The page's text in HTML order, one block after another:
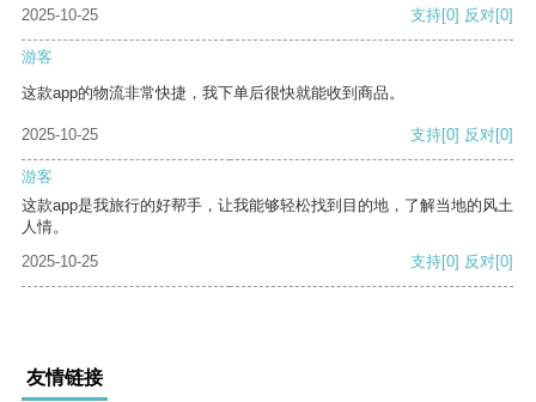
2025-10-25
支持[0] 反对[0]
游客
这款app的物流非常快捷，我下单后很快就能收到商品。
2025-10-25 支持[0] 反对[0]
游客
这款app是我旅行的好帮手，让我能够轻松找到目的地，了解当地的风土
人情。
2025-10-25
支持[0] 反对[0]
友情链接